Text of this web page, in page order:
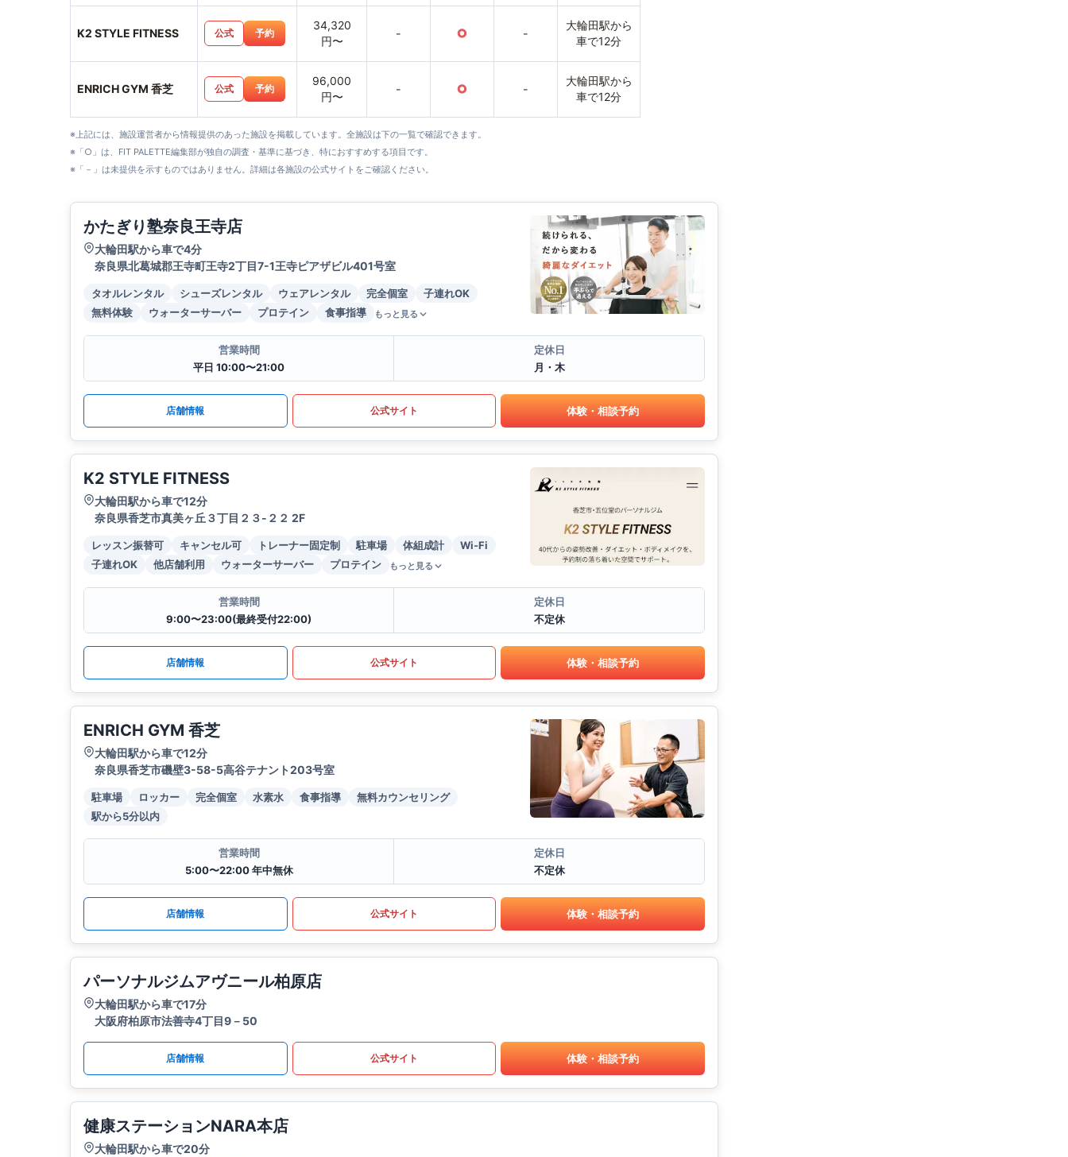
K2 STYLE FITNESS 公式 予約
34,320
円〜
- ○ -
大輪田駅から
車で12分
ENRICH GYM 香芝 公式 予約
96,000
円〜
- ○ -
大輪田駅から
車で12分
※上記には、施設運営者から情報提供のあった施設を掲載しています。全施設は下の一覧で確認できます。
※「○」は、FIT PALETTE編集部が独自の調査・基準に基づき、特におすすめする項目です。
※「－」は未提供を示すものではありません。詳細は各施設の公式サイトをご確認ください。
かたぎり塾奈良王寺店
大輪田駅から車で4分
奈良県北葛城郡王寺町王寺2丁目7-1王寺ピアザビル401号室
タオルレンタル シューズレンタル ウェアレンタル 完全個室
子連れOK
無料体験
ウォーターサーバー プロテイン 食事指導 もっと見る
営業時間
平日 10:00〜21:00
定休日
月・木
店舗情報 公式サイト 体験・相談予約
K2 STYLE FITNESS
大輪田駅から車で12分
奈良県香芝市真美ヶ丘３丁目２３-２２ 2F
レッスン振替可 キャンセル可 トレーナー固定制 駐車場 体組成計
Wi-Fi
子連れOK
他店舗利用 ウォーターサーバー プロテイン もっと見る
営業時間
9:00〜23:00(最終受付22:00)
定休日
不定休
店舗情報 公式サイト 体験・相談予約
ENRICH GYM 香芝
大輪田駅から車で12分
奈良県香芝市磯壁3-58-5高谷テナント203号室
駐車場 ロッカー 完全個室 水素水 食事指導
無料カウンセリング
駅から5分以内
営業時間
5:00〜22:00 年中無休
定休日
不定休
店舗情報 公式サイト 体験・相談予約
パーソナルジムアヴニール柏原店
大輪田駅から車で17分
大阪府柏原市法善寺4丁目9－50
店舗情報 公式サイト 体験・相談予約
健康ステーションNARA本店
大輪田駅から車で20分